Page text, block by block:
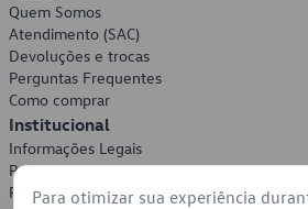
Quem Somos
Atendimento (SAC)
Devoluções e trocas
Perguntas Frequentes
Como comprar
Institucional
Informações Legais
Política de Privacidade
Política de Cookies
Para otimizar sua experiência